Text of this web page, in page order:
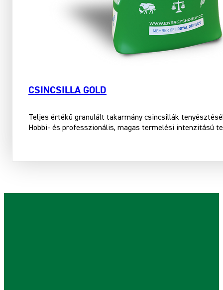
CSINCSILLA GOLD
Teljes értékű granulált takarmány csincsillák
Hobbi- és professzionális, magas termelési intenzitású